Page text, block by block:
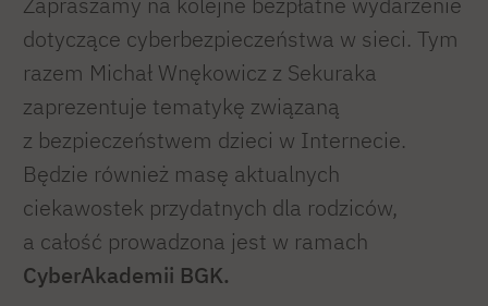
dotyczące cyberbezpieczeństwa w sieci. Tym
razem Michał Wnękowicz z Sekuraka
zaprezentuje tematykę związaną
z bezpieczeństwem dzieci w Internecie.
Będzie również masę aktualnych
ciekawostek przydatnych dla rodziców,
a całość prowadzona jest w ramach
CyberAkademii BGK.